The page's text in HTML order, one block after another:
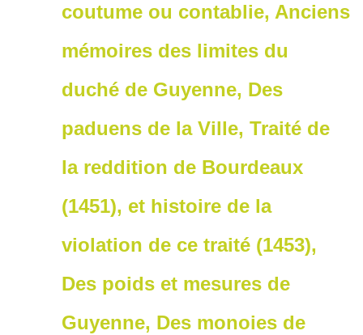
coutume ou contablie, Anciens
mémoires des limites du
duché de Guyenne, Des
paduens de la Ville, Traité de
la reddition de Bourdeaux
(1451), et histoire de la
violation de ce traité (1453),
Des poids et mesures de
Guyenne, Des monoies de